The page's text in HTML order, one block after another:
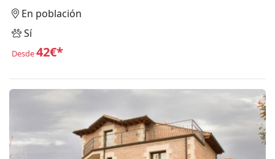
En población
Sí
Desde42€*